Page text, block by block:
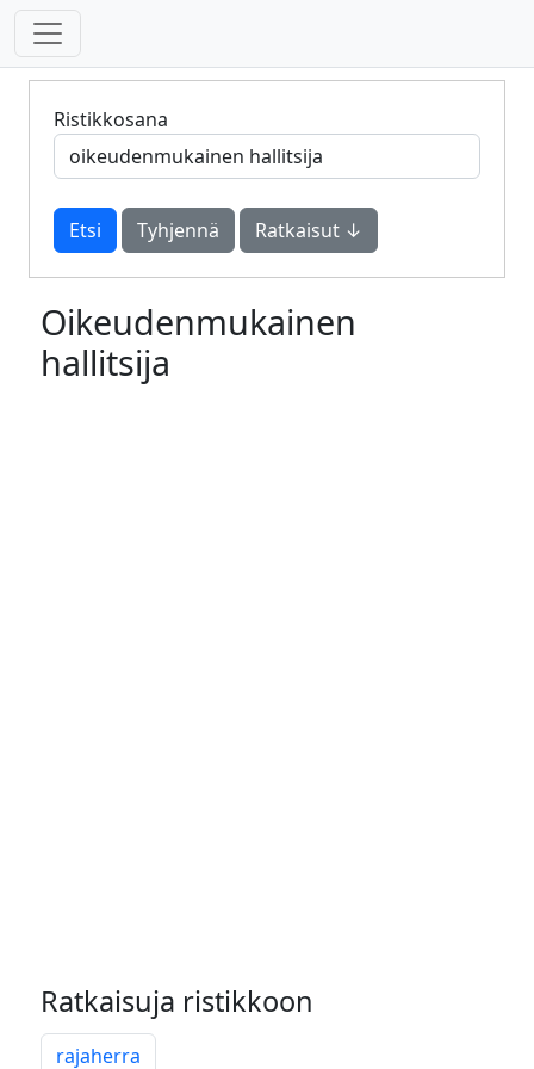
Ristikkosana
Tyhjennä Ratkaisut ↓
Oikeudenmukainen
hallitsija
Ratkaisuja ristikkoon
rajaherra